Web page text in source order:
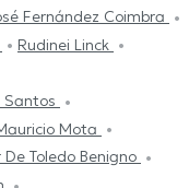
Fernández Coimbra
Rudinei Linck
Mota
Toledo Benigno